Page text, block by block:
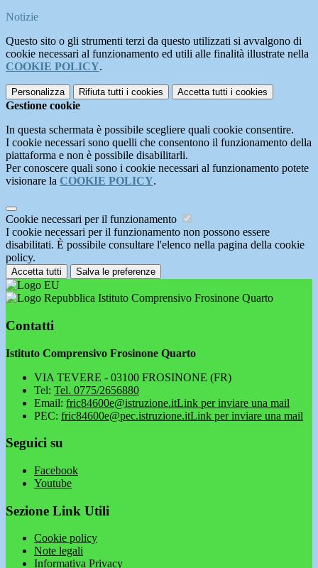
Notizie
Questo sito o gli strumenti terzi da questo utilizzati si avvalgono di
cookie necessari al funzionamento ed utili alle finalità illustrate nella
COOKIE POLICY.
Personalizza Rifiuta tutti i cookies Accetta tutti i cookies
Gestione cookie
In questa schermata è possibile scegliere quali cookie consentire.
I cookie necessari sono quelli che consentono il funzionamento della
piattaforma e non è possibile disabilitarli.
Per conoscere quali sono i cookie necessari al funzionamento potete
visionare la COOKIE POLICY.
Cookie necessari per il funzionamento
I cookie necessari per il funzionamento non possono essere
disabilitati. È possibile consultare l'elenco nella pagina della cookie
policy.
Accetta tutti Salva le preferenze
Istituto Comprensivo Frosinone Quarto
Contatti
Istituto Comprensivo Frosinone Quarto
VIA TEVERE - 03100 FROSINONE (FR)
Tel: Tel. 0775/2656880
Email: fric84600e@istruzione.itLink per inviare una mail
PEC: fric84600e@pec.istruzione.itLink per inviare una mail
Seguici su
Facebook
Youtube
Sezione Link Utili
Cookie policy
Note legali
Informativa Privacy